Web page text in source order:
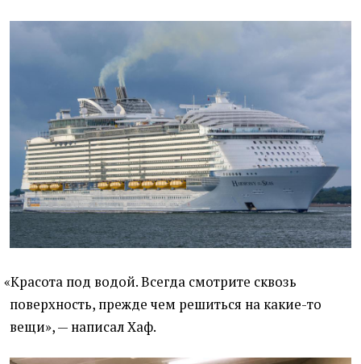
«Красота под водой. Всегда смотрите сквозь
поверхность, прежде чем решиться на какие-то
вещи», — написал Хаф.